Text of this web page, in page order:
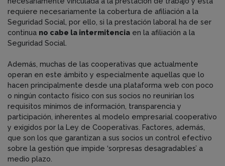
requiere necesariamente la cobertura de afiliación a la
Seguridad Social, por ello, si la prestación laboral ha de ser
continua no cabe la intermitencia en la afiliación a la
Seguridad Social.
Además, muchas de las cooperativas que actualmente
operan en este ámbito y especialmente aquellas que lo
hacen principalmente desde una plataforma web con poco
o ningún contacto físico con sus socios no reunirían los
requisitos mínimos de información, transparencia y
participación, inherentes al modelo empresarial cooperativo
y exigidos por la Ley de Cooperativas. Factores, además,
que son los que garantizan a sus socios un control efectivo
sobre la gestión que impide ‘sorpresas desagradables’ a
medio plazo.